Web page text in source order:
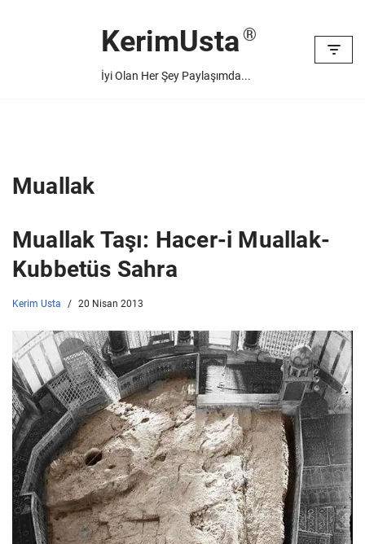
KerimUsta
İyi Olan Her Şey Paylaşımda...
Muallak
Muallak Taşı: Hacer-i Muallak-
Kubbetüs Sahra
Kerim Usta 20 Nisan 2013